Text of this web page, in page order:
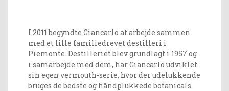
I 2011 begyndte Giancarlo at arbejde sammen
med et lille familiedrevet destilleri i
Piemonte. Destilleriet blev grundlagt i 1957 og
i samarbejde med dem, har Giancarlo udviklet
sin egen vermouth-serie, hvor der udelukkende
bruges de bedste og håndplukkede botanicals.